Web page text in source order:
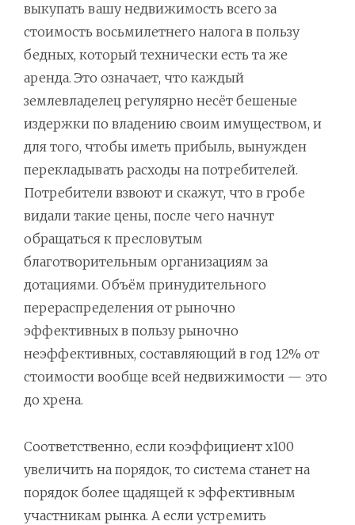
выкупать вашу недвижимость всего за
стоимость восьмилетнего налога в пользу
бедных, который технически есть та же
аренда. Это означает, что каждый
землевладелец регулярно несёт бешеные
издержки по владению своим имуществом, и
для того, чтобы иметь прибыль, вынужден
перекладывать расходы на потребителей.
Потребители взвоют и скажут, что в гробе
видали такие цены, после чего начнут
обращаться к пресловутым
благотворительным организациям за
дотациями. Объём принудительного
перераспределения от рыночно
эффективных в пользу рыночно
неэффективных, составляющий в год 12% от
стоимости вообще всей недвижимости — это
до хрена.
Соответственно, если коэффициент x100
увеличить на порядок, то система станет на
порядок более щадящей к эффективным
участникам рынка. А если устремить